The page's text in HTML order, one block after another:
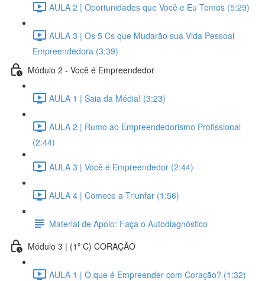
AULA 2 | Oportunidades que Você e Eu Temos (5:29)
AULA 3 | Os 5 Cs que Mudarão sua Vida Pessoal
Empreendedora (3:39)
Módulo 2 - Você é Empreendedor
AULA 1 | Saia da Média! (3:23)
AULA 2 | Rumo ao Empreendedorismo Profissional
(2:44)
AULA 3 | Você é Empreendedor (2:44)
AULA 4 | Comece a Triunfar (1:56)
Material de Apoio: Faça o Autodiagnóstico
Módulo 3 | (1º C) CORAÇÃO
AULA 1 | O que é Empreender com Coração? (1:32)